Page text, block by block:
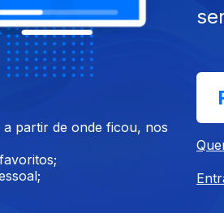
políticos apresentam
da Silva Afonso da
apresentam a primeira
Jorge Malheiros analisa.
partir de onde ficou, nos